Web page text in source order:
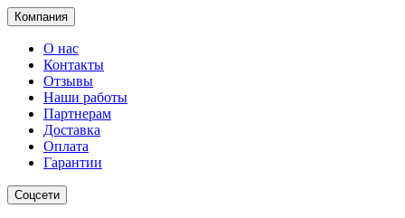
Компания
О нас
Контакты
Отзывы
Наши работы
Партнерам
Доставка
Оплата
Гарантии
Соцсети